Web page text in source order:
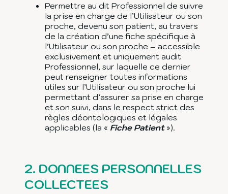
Permettre au dit Professionnel de suivre
la prise en charge de l’Utilisateur ou son
proche, devenu son patient, au travers
de la création d’une fiche spécifique à
l’Utilisateur ou son proche – accessible
exclusivement et uniquement audit
Professionnel, sur laquelle ce dernier
peut renseigner toutes informations
utiles sur l’Utilisateur ou son proche lui
permettant d’assurer sa prise en charge
et son suivi, dans le respect strict des
règles déontologiques et légales
applicables (la « Fiche Patient»).
2. DONNEES PERSONNELLES
COLLECTEES